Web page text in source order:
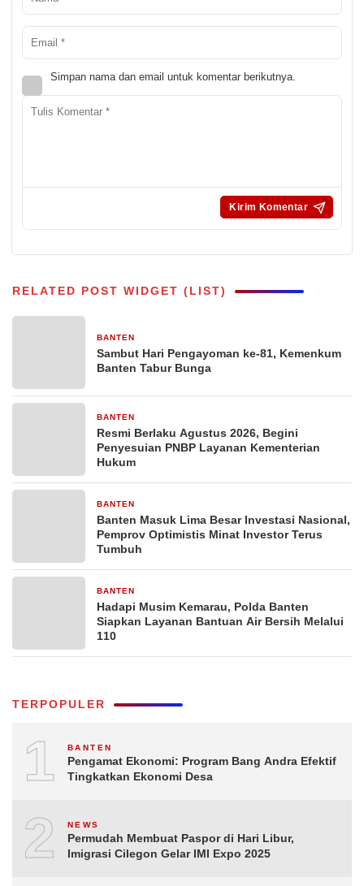
Simpan nama dan email untuk komentar berikutnya.
RELATED POST WIDGET (LIST)
BANTEN
Sambut Hari Pengayoman ke-81, Kemenkum
Banten Tabur Bunga
BANTEN
Resmi Berlaku Agustus 2026, Begini
Penyesuian PNBP Layanan Kementerian
Hukum
BANTEN
Banten Masuk Lima Besar Investasi Nasional,
Pemprov Optimistis Minat Investor Terus
Tumbuh
BANTEN
Hadapi Musim Kemarau, Polda Banten
Siapkan Layanan Bantuan Air Bersih Melalui
110
TERPOPULER
1 BANTEN
Pengamat Ekonomi: Program Bang Andra Efektif
Tingkatkan Ekonomi Desa
2 NEWS
Permudah Membuat Paspor di Hari Libur,
Imigrasi Cilegon Gelar IMI Expo 2025